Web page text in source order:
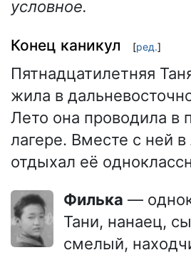
условное.
Конец каникул [ред.]
Пятнадцатилетняя
жила в
Лето она проводила в
лагере. Вместе с ней в
отдыхал её
Филька —
Тани, нанаец,
смелый,